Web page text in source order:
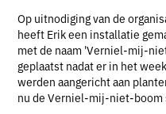
Op uitnodiging van de
heeft Erik een installatie
met de naam 'Verniel-mij-
geplaatst nadat er in het
werden aangericht aan
nu de Verniel-mij-niet-boom